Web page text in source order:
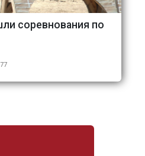
соревнования по